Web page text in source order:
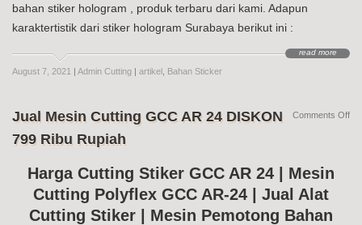
bahan stiker hologram , produk terbaru dari kami. Adapun
karaktertistik dari stiker hologram Surabaya berikut ini :
read more
August 7, 2021 | Admin Cutting | artikel Bahan Sticker
Jual Mesin Cutting GCC AR 24 DISKON
799 Ribu Rupiah
Harga Cutting Stiker GCC AR 24 | Mesin
Cutting Polyflex GCC AR-24 | Jual Alat
Cutting Stiker | Mesin Pemotong Bahan
Comments Offon